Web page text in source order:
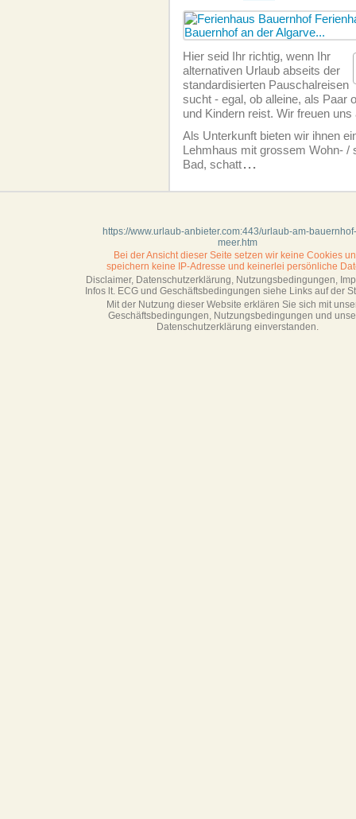
Hier seid Ihr richtig, wenn Ihr
alternativen Urlaub abseits der
standardisierten Pauschalreisen
sucht - egal, ob alleine, als Paar
und Kindern reist. Wir freuen uns
Als Unterkunft bieten wir ihnen
Lehmhaus mit grossem Wohn- /
Bad, schatt...
https://www.urlaub-anbieter.com:443/urlaub-am-
meer.htm
Bei der Ansicht dieser Seite setzen wir keine Cookies
speichern keine IP-Adresse und keinerlei persönliche
Disclaimer, Datenschutzerklärung, Nutzungsbedingungen,
Infos lt. ECG und Geschäftsbedingungen siehe Links auf der
Mit der Nutzung dieser Website erklären Sie sich mit
Geschäftsbedin­gungen, Nutzungsbedingungen und
Datenschutzerklärung einverstanden.